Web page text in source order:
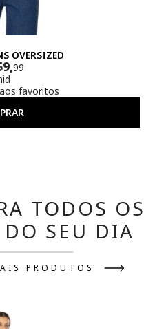
OVERSIZED
99
favoritos
TODOS OS
SEU DIA
PRODUTOS